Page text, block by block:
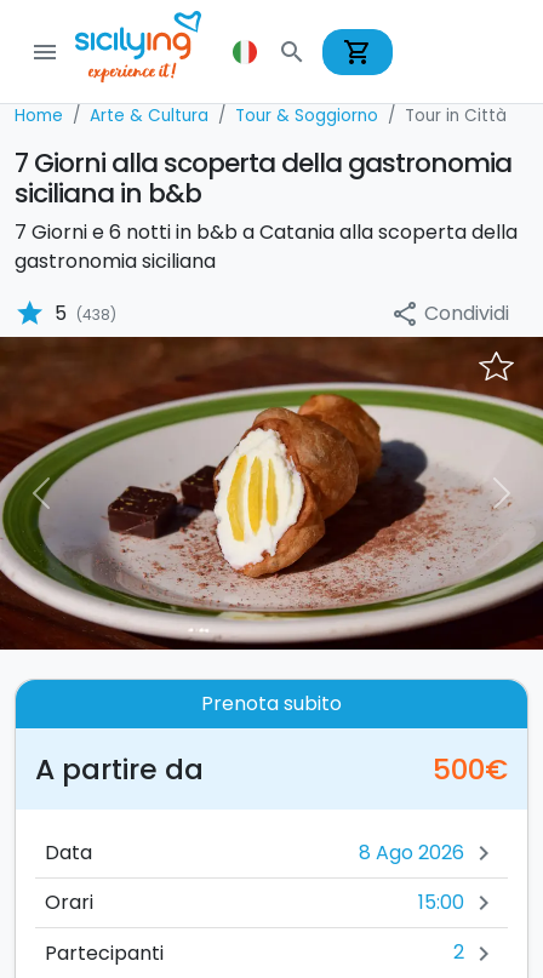
menu search shopping_cart
Home Arte & Cultura Tour & Soggiorno Tour in Città
7 Giorni alla scoperta della gastronomia
siciliana in b&b
7 Giorni e 6 notti in b&b a Catania alla scoperta della
gastronomia siciliana
star 5 (438) share Condividi
Previous Next
Prenota subito
A partire da 500€
Data chevron_right
Orari 15:00 chevron_right
Partecipanti 2 chevron_right